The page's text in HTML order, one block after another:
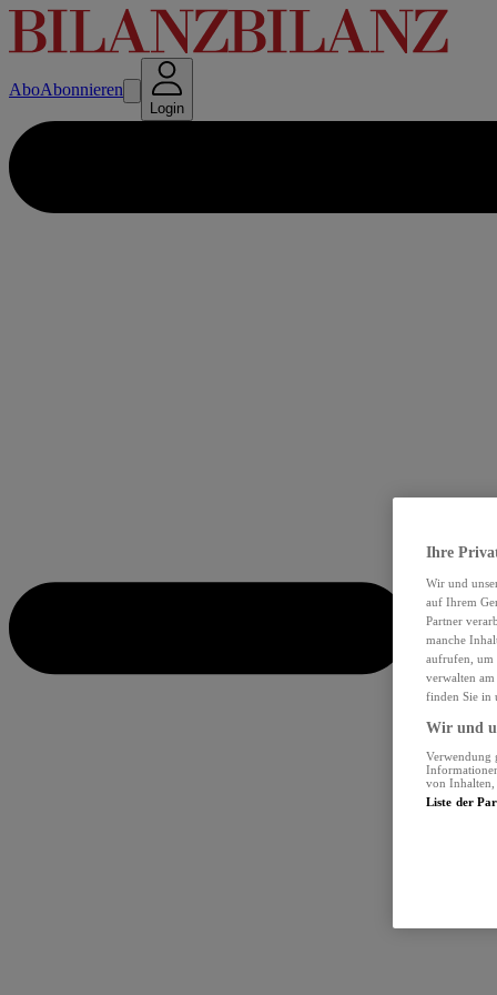
AboAbonnieren
Login
Ihre
Wir und
auf Ihrem
Partner
manche
aufrufen, um
verwalten
finden Sie in
Wir und
Verwendung
von Inhalten,
Liste der